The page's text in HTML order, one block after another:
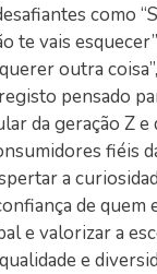
como
te vais
outra
pensado
da geração Z
fiéis
a
de quem
e valorizar a
e